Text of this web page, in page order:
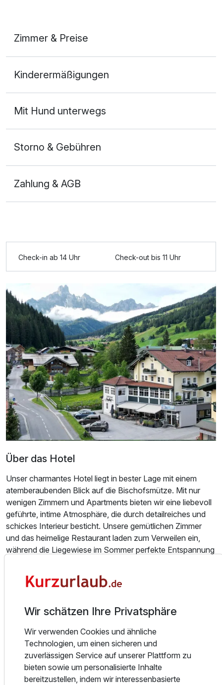
Zimmer & Preise
2 Erwachsene und 2 Kinder
Ausstattung
Zusatznächte
Für 4 Tage
Doppelzimmer
2 Erwachsene
Kinderermäßigungen
Mit Hund unterwegs
Storno & Gebühren
Zahlung & AGB
Check-in ab 14 Uhr Check-out bis 11 Uhr
Über das Hotel
Unser charmantes Hotel liegt in bester Lage mit einem
atemberaubenden Blick auf die Bischofsmütze. Mit nur
wenigen Zimmern und Apartments bieten wir eine liebevoll
geführte, intime Atmosphäre, die durch detailreiches und
schickes Interieur besticht. Unsere gemütlichen Zimmer
und das heimelige Restaurant laden zum Verweilen ein,
während die Liegewiese im Sommer perfekte Entspannung
Papageno Gondelbahn. Unsere ausgezeichnete Küche
und attraktiven Pauschalangebote runden Ihren Aufenthalt
Im Winter genießen Sie die unmittelbare Nähe zur
Papageno Gondelbahn und profitieren von den Vorteilen
unseres kleinen, familienfreundlichen Skigebiets. Hier
können Sie Skifahren, Langlaufen und
Schneeschuhwandern.
Wir schätzen Ihre Privatsphäre
Wir verwenden Cookies und ähnliche
Technologien, um einen sicheren und
zuverlässigen Service auf unserer Plattform zu
bieten sowie um personalisierte Inhalte
bereitzustellen, indem wir interessenbasierte